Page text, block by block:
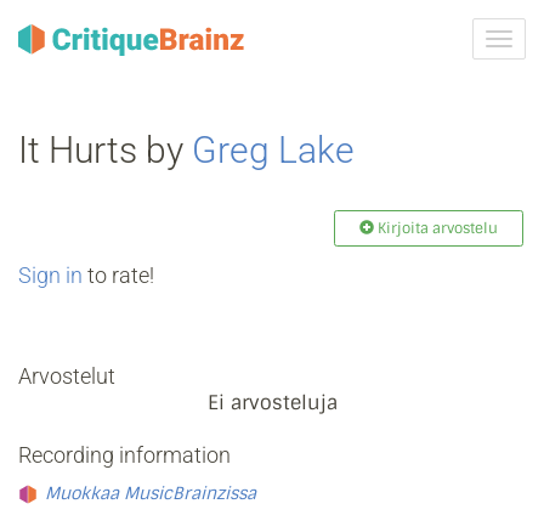
It Hurts by Greg Lake
Kirjoita arvostelu
Sign in to rate!
Arvostelut
Ei arvosteluja
Recording information
Muokkaa MusicBrainzissa